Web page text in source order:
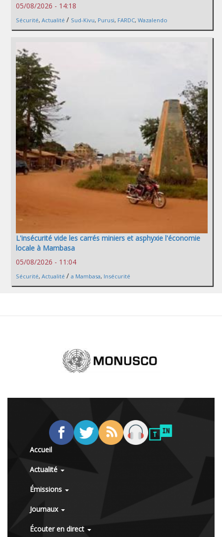
05/08/2026 - 14:18
Sécurité, Actualité / Sud-Kivu, Purusi, FARDC, Wazalendo
L'insécurité vide les carrés miniers et asphyxie l'économie
locale à Mambasa
05/08/2026 - 11:04
Sécurité, Actualité / a Mambasa, Insécurité
Accueil
Actualité
Émissions
Journaux
Écouter en direct